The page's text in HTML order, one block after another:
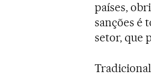
países,
sanções é
setor, que